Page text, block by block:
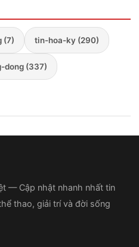
(7) tin-hoa-ky (290)
dong (337)
— Cập nhật nhanh nhất tin
thao, giải trí và đời sống